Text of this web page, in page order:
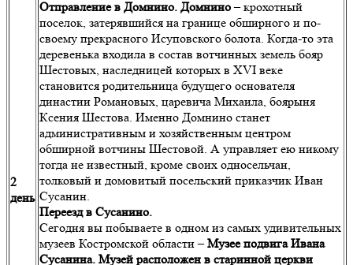
2
день
Отправление в Домнино. Домнино– крохотный
поселок, затерявшийся на границе обширного и по-
своему прекрасного Исуповского болота. Когда-то эта
деревенька входила в состав вотчинных земель бояр
Шестовых, наследницей которых в XVI веке
становится родительница будущего основателя
династии Романовых, царевича Михаила, боярыня
Ксения Шестова. Именно Домнино станет
административным и хозяйственным центром
обширной вотчины Шестовой. А управляет ею никому
тогда не известный, кроме своих односельчан,
толковый и домовитый посельский приказчик Иван
Сусанин.
Переезд в Сусанино.
Сегодня вы побываете в одном из самых удивительных
музеев Костромской области –Музее подвига Ивана
Сусанина. Музей расположен в старинной церкви